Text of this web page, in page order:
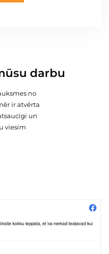
darbu
no
ir atvērta
un
viesim